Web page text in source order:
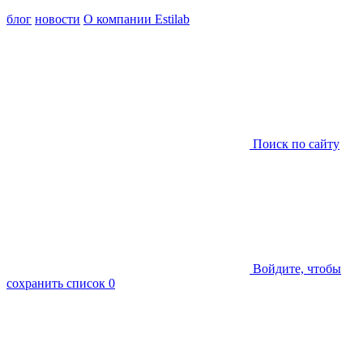
блог новости О компании Estilab
Поиск по сайту
Войдите, чтобы
сохранить список 0